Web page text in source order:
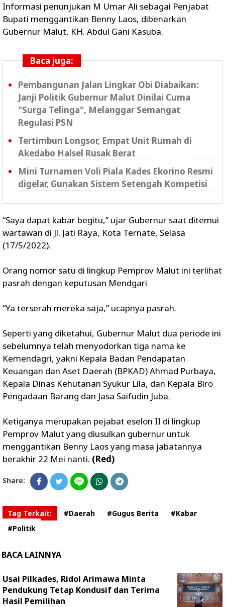
Informasi penunjukan M Umar Ali sebagai Penjabat
Bupati menggantikan Benny Laos, dibenarkan
Gubernur Malut, KH. Abdul Gani Kasuba.
Baca juga:
Pembangunan Jalan Lingkar Obi Diabaikan:
Janji Politik Gubernur Malut Dinilai Cuma
"Surga Telinga", Melanggar Semangat
Regulasi PSN ‎
Tertimbun Longsor, Empat Unit Rumah di
Akedabo Halsel Rusak Berat
Mini Turnamen Voli Piala Kades Ekorino Resmi
digelar, Gunakan Sistem Setengah Kompetisi
“Saya dapat kabar begitu,” ujar Gubernur saat ditemui
wartawan di Jl. Jati Raya, Kota Ternate, Selasa
(17/5/2022).
Orang nomor satu di lingkup Pemprov Malut ini terlihat
pasrah dengan keputusan Mendgari
“Ya terserah mereka saja,” ucapnya pasrah.
Seperti yang diketahui, Gubernur Malut dua periode ini
sebelumnya telah menyodorkan tiga nama ke
Kemendagri, yakni Kepala Badan Pendapatan
Keuangan dan Aset Daerah (BPKAD) Ahmad Purbaya,
Kepala Dinas Kehutanan Syukur Lila, dan Kepala Biro
Pengadaan Barang dan Jasa Saifudin Juba.
Ketiganya merupakan pejabat eselon II di lingkup
Pemprov Malut yang diusulkan gubernur untuk
menggantikan Benny Laos yang masa jabatannya
berakhir 22 Mei nanti. (Red)
Share:
Tag Terkait: #Daerah #Gugus Berita
#Kabar
#Politik
BACA LAINNYA
Usai Pilkades, Ridol Arimawa Minta
Pendukung Tetap Kondusif dan Terima
Hasil Pemilihan